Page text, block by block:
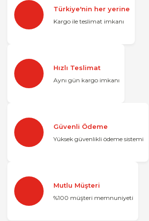
Türkiye'nin her yerine
Kargo ile teslimat imkanı
Hızlı Teslimat
Aynı gün kargo imkanı
Güvenli Ödeme
Yüksek güvenlikli ödeme sistemi
Mutlu Müşteri
%100 müşteri memnuniyeti